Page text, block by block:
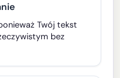
Twój tekst
bez